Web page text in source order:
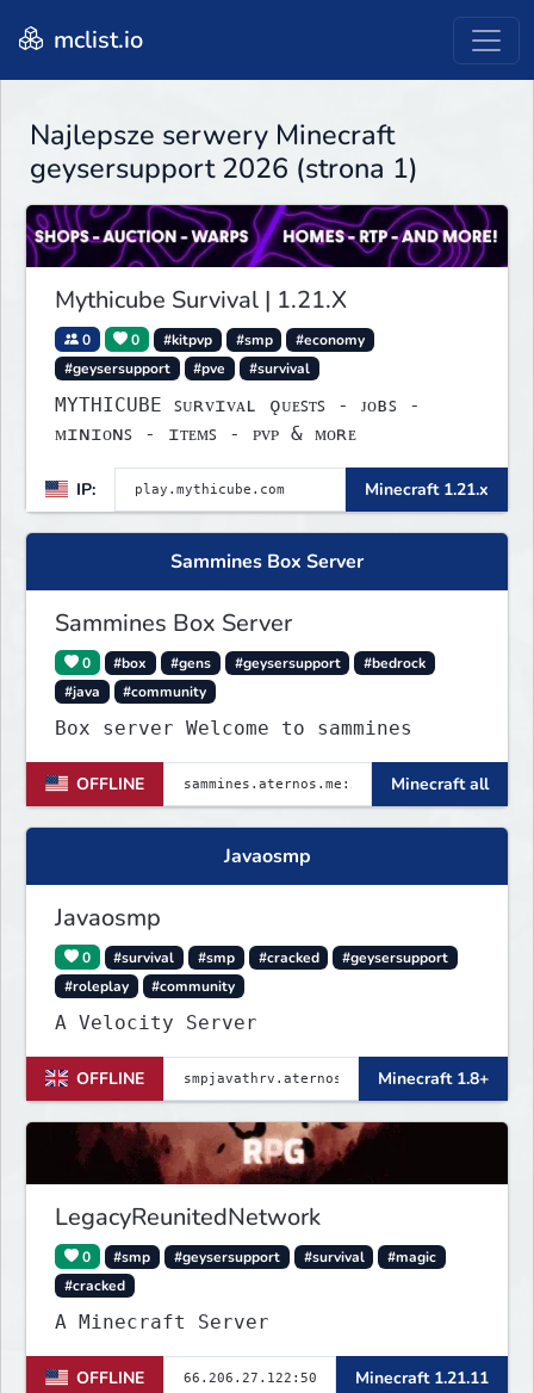
mclist.io
Najlepsze serwery Minecraft
geysersupport 2026 (strona 1)
Mythicube Survival | 1.21.X
0 0 #kitpvp #smp
#economy
#geysersupport
#pve #survival
MYTHICUBE ꜱᴜʀᴠɪᴠᴀʟ ǫᴜᴇꜱᴛꜱ - ᴊᴏʙꜱ -
ᴍɪɴɪᴏɴꜱ - ɪᴛᴇᴍꜱ - ᴘᴠᴘ & ᴍᴏʀᴇ
IP: Minecraft 1.21.x
Sammines Box Server
Sammines Box Server
0 #box #gens #geysersupport
#bedrock
#java
#community
Box server Welcome to sammines
OFFLINE Minecraft all
Javaosmp
Javaosmp
0 #survival #smp #cracked
#geysersupport
#roleplay
#community
A Velocity Server
OFFLINE Minecraft 1.8+
LegacyReunitedNetwork
0 #smp #geysersupport #survival
#magic
#cracked
A Minecraft Server
OFFLINE Minecraft 1.21.11